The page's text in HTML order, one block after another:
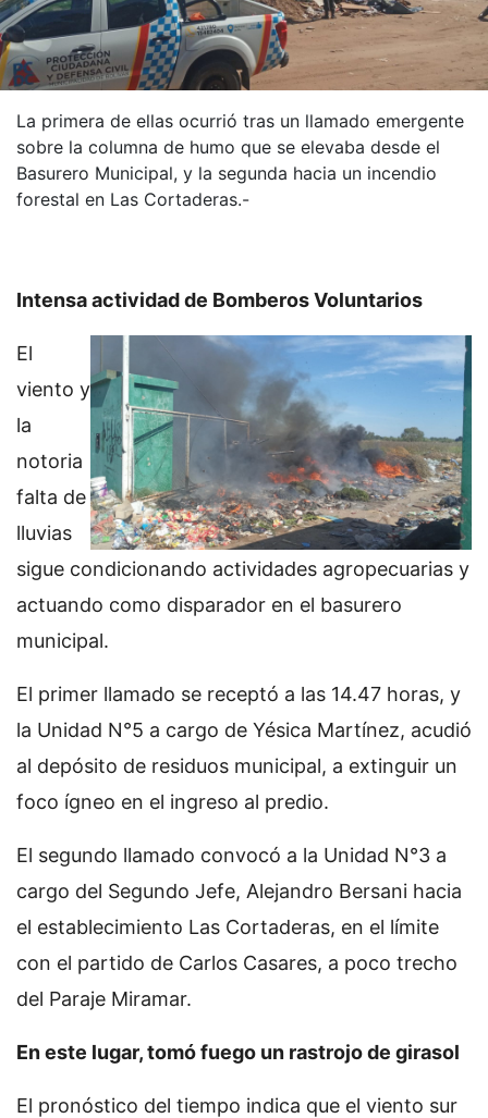
La primera de ellas ocurrió tras un llamado emergente
sobre la columna de humo que se elevaba desde el
Basurero Municipal, y la segunda hacia un incendio
forestal en Las Cortaderas.-
Intensa actividad de Bomberos Voluntarios
El
viento y
la
notoria
falta de
lluvias
sigue condicionando actividades agropecuarias y
actuando como disparador en el basurero
municipal.
El primer llamado se receptó a las 14.47 horas, y
la Unidad N°5 a cargo de Yésica Martínez, acudió
al depósito de residuos municipal, a extinguir un
foco ígneo en el ingreso al predio.
El segundo llamado convocó a la Unidad N°3 a
cargo del Segundo Jefe, Alejandro Bersani hacia
el establecimiento Las Cortaderas, en el límite
con el partido de Carlos Casares, a poco trecho
del Paraje Miramar.
En este lugar, tomó fuego un rastrojo de girasol
El pronóstico del tiempo indica que el viento sur